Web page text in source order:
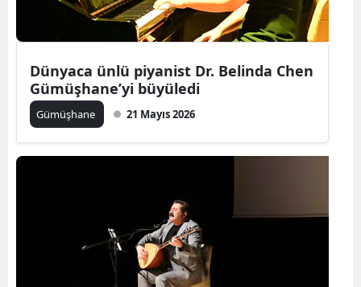
Çorum
Denizli
Diyarbakır
Elazığ
Eskişehir
Gaziantep
Dünyaca ünlü piyanist Dr. Belinda Chen
Gümüşhane’yi büyüledi
Gümüşhane 21 Mayıs 2026